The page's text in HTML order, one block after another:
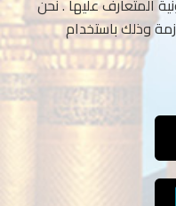
المتعارف عليها . نحن
وذلك باستخدام